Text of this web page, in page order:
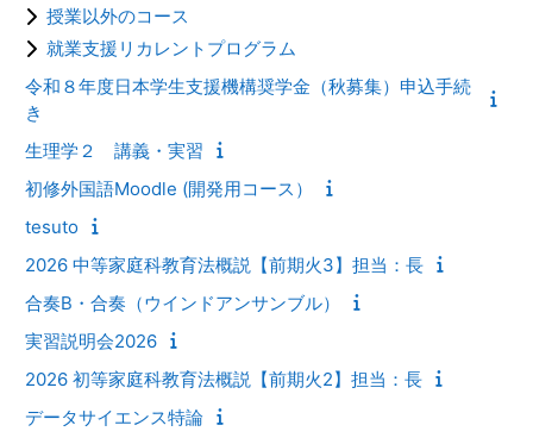
授業以外のコース
就業支援リカレントプログラム
令和８年度日本学生支援機構奨学金（秋募集）申込手続
き
生理学２ 講義・実習
初修外国語Moodle (開発用コース）
tesuto
2026 中等家庭科教育法概説【前期火3】担当：長
合奏B・合奏（ウインドアンサンブル）
実習説明会2026
2026 初等家庭科教育法概説【前期火2】担当：長
データサイエンス特論